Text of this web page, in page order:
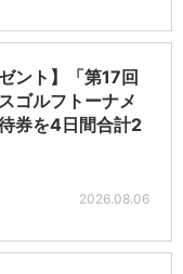
ント】「第17回
ゴルフトーナメ
券を4日間合計2
2026.08.06